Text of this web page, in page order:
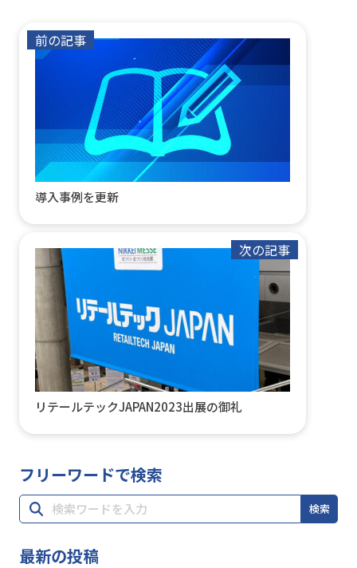
導入事例を更新
前の記事
リテールテックJAPAN2023出展の御礼
次の記事
フリーワードで検索
検索
最新の投稿